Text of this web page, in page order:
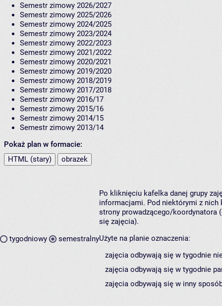
Semestr zimowy 2026/2027
Semestr zimowy 2025/2026
Semestr zimowy 2024/2025
Semestr zimowy 2023/2024
Semestr zimowy 2022/2023
Semestr zimowy 2021/2022
Semestr zimowy 2020/2021
Semestr zimowy 2019/2020
Semestr zimowy 2018/2019
Semestr zimowy 2017/2018
Semestr zimowy 2016/17
Semestr zimowy 2015/16
Semestr zimowy 2014/15
Semestr zimowy 2013/14
Pokaż plan w formacie:
HTML (stary)
obrazek
tygodniowy semestralny
Po kliknięciu kafelka danej grupy
informacjami. Pod niektórymi z nich
strony prowadzącego/koordynatora
się zajęcia).
Użyte na planie oznaczenia:
zajęcia odbywają się w tygodnie
zajęcia odbywają się w tygodnie
zajęcia odbywają się w inny